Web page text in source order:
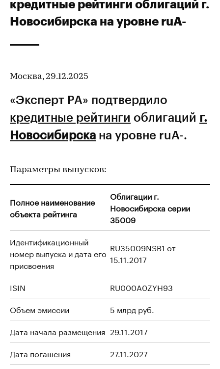
кредитные рейтинги облигаций г.
Новосибирска на уровне ruA-
Москва, 29.12.2025
«Эксперт РА» подтвердило
кредитные рейтинги облигаций г.
Новосибирска на уровне ruA-.
Параметры выпусков:
Полное наименование
объекта рейтинга
Облигации г.
Новосибирска серии
35009
Идентификационный
номер выпуска и дата его
присвоения
RU35009NSB1 от
15.11.2017
ISIN
RU000A0ZYH93
Объем эмиссии
5 млрд руб.
Дата начала размещения 29.11.2017
Дата погашения
27.11.2027